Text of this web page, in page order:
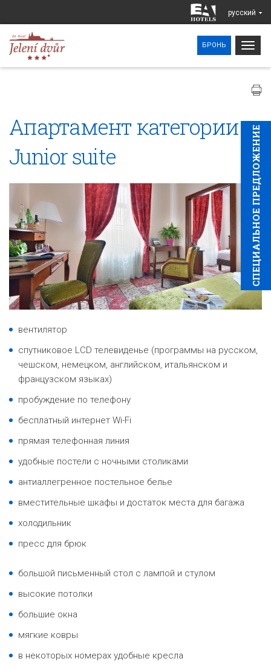
pусский
БРОНЬ
CПЕЦИAЛЬНОЕ ПРЕДЛОЖЕНИЕ
Апартамент категории
Junior suite
вентилятор
спутниковое LCD телевиденье (программы на русском,
чешском, немецком, английском, итальянском и
французском языках)
пробуждение по телефону
бесплатный интернет Wi-Fi
прямая телефонная линия
удобные постели с ночными столиками
антиаллегренное постельное белье
вместительные шкафы и достаток места для багажа
холодильник
пресс для брюк
большой письменный стол с лампой и стулом
высокие потолки
большие окна
мягкие ковры
в некоторых номерах удобные кресла